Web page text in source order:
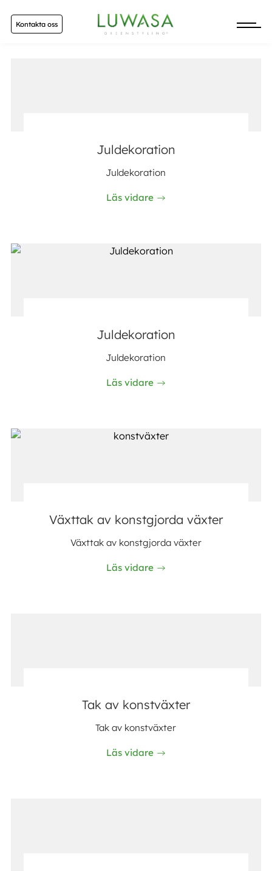
Kontakta oss
Juldekoration
Juldekoration
Läs vidare
Juldekoration
Juldekoration
Läs vidare
Växttak av konstgjorda växter
Växttak av konstgjorda växter
Läs vidare
Tak av konstväxter
Tak av konstväxter
Läs vidare